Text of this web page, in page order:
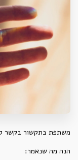
משתפת בתקשור בקשר
הנה מה שנאמר: